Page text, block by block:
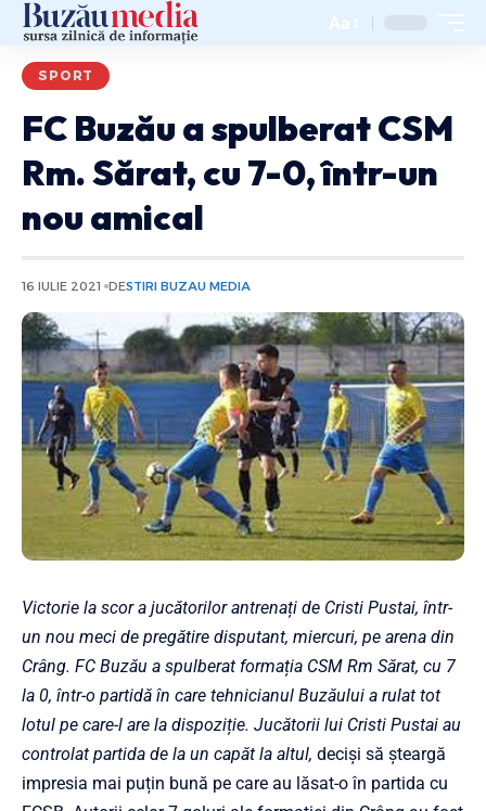
Aa
SPORT
FC Buzău a spulberat CSM
Rm. Sărat, cu 7-0, într-un
nou amical
16 IULIE 2021 DESTIRI BUZAU MEDIA
Victorie la scor a jucătorilor antrenați de Cristi Pustai, într-
un nou meci de pregătire disputant, miercuri, pe arena din
Crâng. FC Buzău a spulberat formația CSM Rm Sărat, cu 7
la 0, într-o partidă în care tehnicianul Buzăului a rulat tot
lotul pe care-l are la dispoziție. Jucătorii lui Cristi Pustai au
controlat partida de la un capăt la altul, deciși să șteargă
impresia mai puțin bună pe care au lăsat-o în partida cu